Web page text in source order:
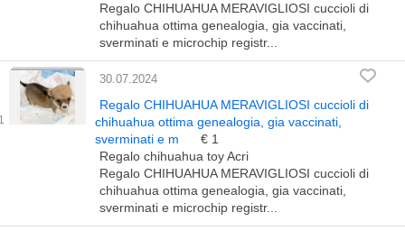
Regalo CHIHUAHUA MERAVIGLIOSI cuccioli di
chihuahua ottima genealogia, gia vaccinati,
sverminati e microchip registr...
30.07.2024
Regalo CHIHUAHUA MERAVIGLIOSI cuccioli di
chihuahua ottima genealogia, gia vaccinati,
sverminati e m
€ 1
Regalo chihuahua toy Acri
Regalo CHIHUAHUA MERAVIGLIOSI cuccioli di
chihuahua ottima genealogia, gia vaccinati,
sverminati e microchip registr...